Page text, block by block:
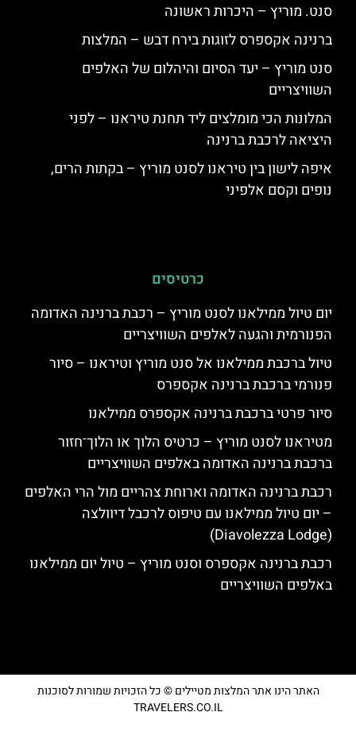
סנט. מוריץ – היכרות ראשונה
ברנינה אקספרס לזוגות בירח דבש – המלצות
סנט מוריץ – יעד הסיום והיהלום של האלפים
השוויצריים
המלונות הכי מומלצים ליד תחנת טיראנו – לפני
היציאה לרכבת ברנינה
איפה לישון בין טיראנו לסנט מוריץ – בקתות הרים,
נופים וקסם אלפיני
כרטיסים
יום טיול ממילאנו לסנט מוריץ – רכבת ברנינה האדומה
הפנורמית והגעה לאלפים השוויצריים
טיול ברכבת ממילאנו אל סנט מוריץ וטיראנו – סיור
פנורמי ברכבת ברנינה אקספרס
סיור פרטי ברכבת ברנינה אקספרס ממילאנו
מטיראנו לסנט מוריץ – כרטיס הלוך או הלוך־חזור
ברכבת ברנינה האדומה באלפים השוויצריים
רכבת ברנינה האדומה וארוחת צהריים מול הרי האלפים
– יום טיול ממילאנו עם טיפוס לרכבל דיוולצה
(Diavolezza Lodge)
רכבת ברנינה אקספרס וסנט מוריץ – טיול יום ממילאנו
באלפים השוויצריים
האתר הינו אתר המלצות מטיילים © כל הזכויות שמורות לסוכנות
TRAVELERS.CO.IL